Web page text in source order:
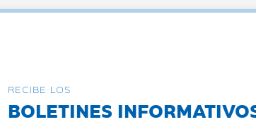
RECIBE LOS
BOLETINES